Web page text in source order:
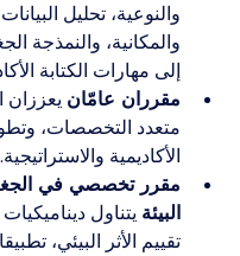
والنوعية، تحليل البيانات
والمكانية، والنمذجة
إلى مهارات الكتابة
مقرران عامّان يعززان
متعدد التخصصات،
الأكاديمية والاستراتيجية.
مقرر تخصصي في
البيئة يتناول ديناميكيات
تقييم الأثر البيئي،